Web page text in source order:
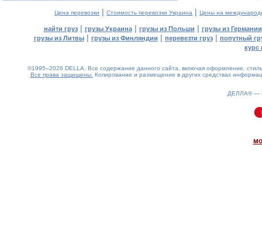
Цена перевозки | Стоимость перевозки Украина | Цены на
найти груз| грузы Украина| грузы из Польши | грузы из Германии
грузы из Литвы| грузы из Финляндии | перевезти груз| попутный
курс
©1995–2026 DELLA. Все содержание данного сайта, включая оформление,
Все права защищены. Копирование и размещение в других средствах
ДЕЛЛА® —